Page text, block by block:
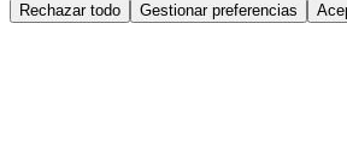
Rechazar todo Gestionar preferencias